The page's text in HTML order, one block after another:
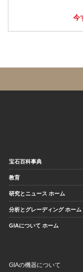
今
宝石百科事典
教育
研究とニュース ホーム
分析とグレーディング ホーム
GIAについて ホーム
GIAの機器について